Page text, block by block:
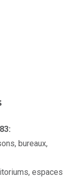
bureaux,
espaces